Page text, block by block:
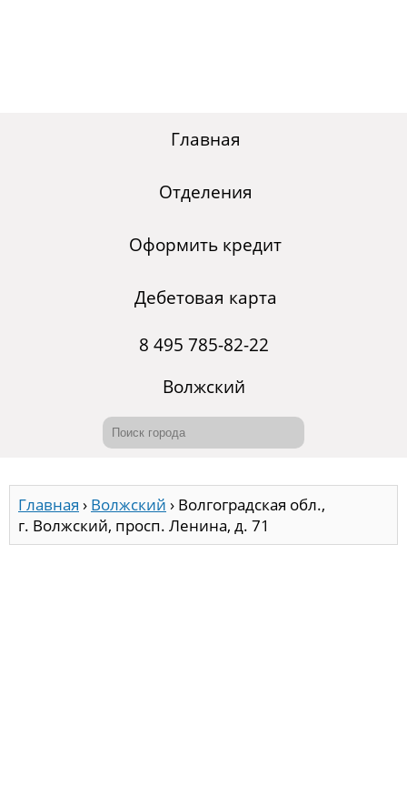
Главная
Отделения
Оформить кредит
Дебетовая карта
8 495 785-82-22
Волжский
Главная › Волжский › Волгоградская обл.,
г. Волжский, просп. Ленина, д. 71